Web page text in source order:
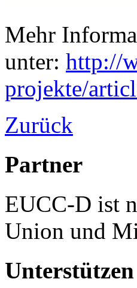
Mehr
unter: http://
projekte/
Zurück
Partner
EUCC-D ist
Union und
Unterstützen